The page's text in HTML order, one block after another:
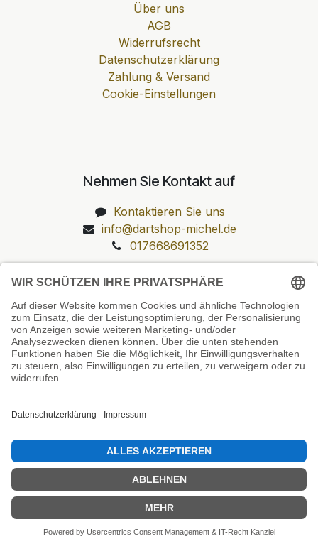
Über uns
AGB
Widerrufsrecht
Datenschutzerklärung
Zahlung & Versand
Cookie-Einstellungen
Nehmen Sie Kontakt auf
Kontaktieren Sie uns
info@dartshop-michel.de
017668691352
Unsere Prüfsiegel